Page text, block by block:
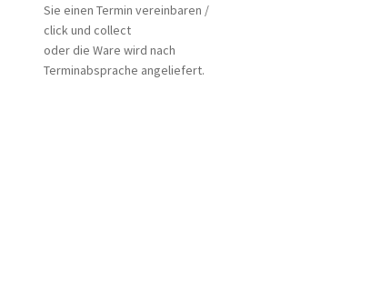
Sie einen Termin vereinbaren /
click und collect
oder die Ware wird nach
Terminabsprache angeliefert.